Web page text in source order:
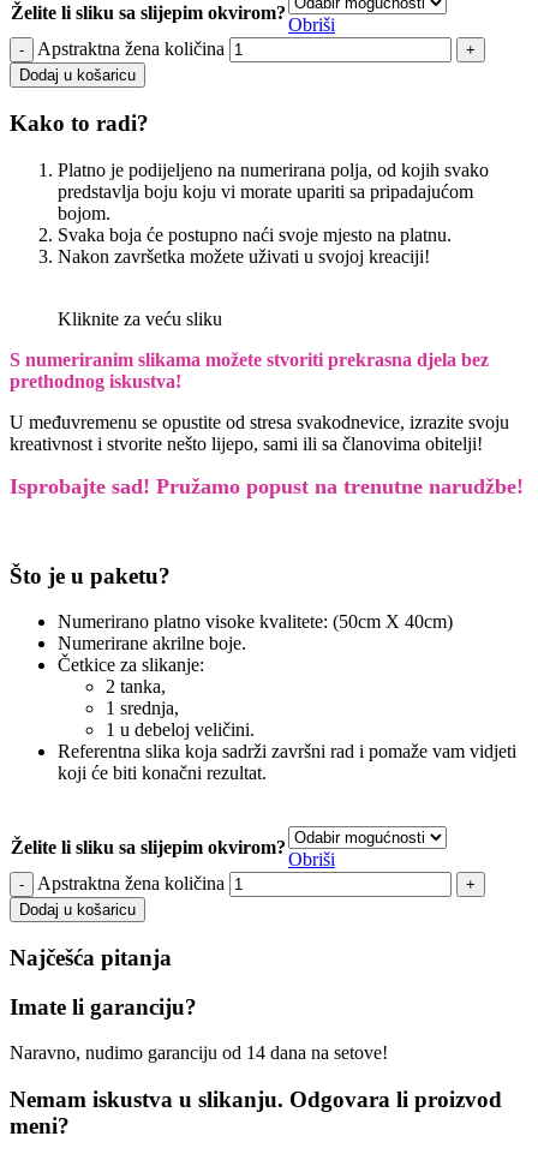
Želite li sliku sa slijepim okvirom?
Obriši
Apstraktna žena količina
Dodaj u košaricu
Kako to radi?
Platno je podijeljeno na numerirana polja, od kojih svako
predstavlja boju koju vi morate upariti sa pripadajućom
bojom.
Svaka boja će postupno naći svoje mjesto na platnu.
Nakon završetka možete uživati u svojoj kreaciji!
Kliknite za veću sliku
S numeriranim slikama možete stvoriti prekrasna djela bez
prethodnog iskustva!
U međuvremenu se opustite od stresa svakodnevice, izrazite svoju
kreativnost i stvorite nešto lijepo, sami ili sa članovima obitelji!
Isprobajte sad! Pružamo popust na trenutne narudžbe!
Što je u paketu?
Numerirano platno visoke kvalitete: (50cm X 40cm)
Numerirane akrilne boje.
Četkice za slikanje:
2 tanka,
1 srednja,
1 u debeloj veličini.
Referentna slika koja sadrži završni rad i pomaže vam vidjeti
koji će biti konačni rezultat.
Želite li sliku sa slijepim okvirom?
Obriši
Apstraktna žena količina
Dodaj u košaricu
Najčešća pitanja
Imate li garanciju?
Naravno, nudimo garanciju od 14 dana na setove!
Nemam iskustva u slikanju. Odgovara li proizvod
meni?